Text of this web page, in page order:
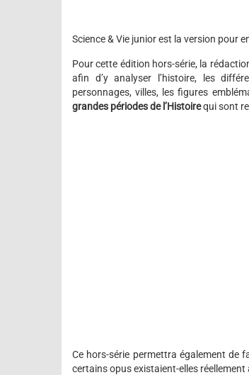
Science & Vie junior est la version pour
Pour cette édition hors-série, la
afin d’y analyser l’histoire, les
personnages, villes, les figures
grandes périodes de l’Histoirequi sont
Ce hors-série permettra également de
certains opus existaient-elles